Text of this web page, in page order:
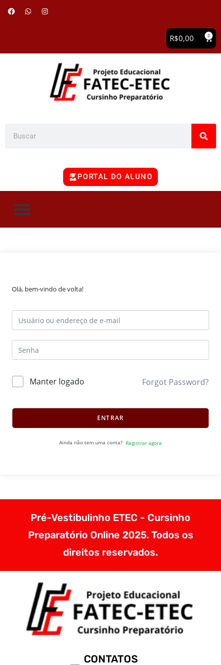
R$0,00 0
PORTAL DO ALUNO
Olá, bem-vindo de volta!
Manter logado Forgot Password?
ENTRAR
Ainda não tem uma conta? Registrar agora
Pré-Vestibulinho ETEC - Cursinho
Preparatório Online 2025. Todos os
direitos reservados.
CONTATOS